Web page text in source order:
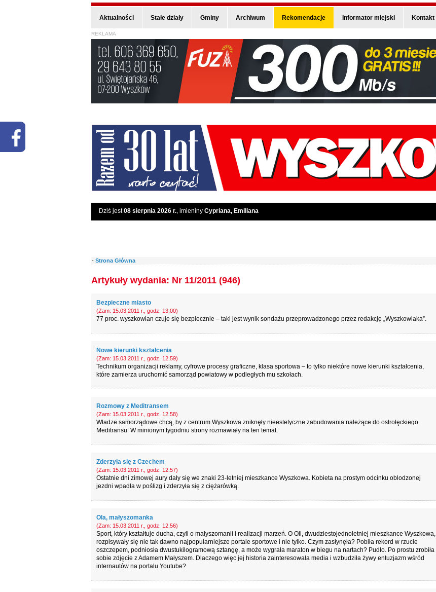
Aktualności Stałe działy Gminy Archiwum Rekomendacje Informator miejski Kontakt
REKLAMA
Dziś jest08 sierpnia 2026 r., imieniny Cypriana, Emiliana
- Strona Główna
Artykuły wydania: Nr 11/2011 (946)
Bezpieczne miasto
(Zam: 15.03.2011 r., godz. 13.00)
77 proc. wyszkowian czuje się bezpiecznie – taki jest wynik sondażu przeprowadzonego przez redakcję „Wyszkowiaka”.
Nowe kierunki kształcenia
(Zam: 15.03.2011 r., godz. 12.59)
Technikum organizacji reklamy, cyfrowe procesy graficzne, klasa sportowa – to tylko niektóre nowe kierunki kształcenia,
które zamierza uruchomić samorząd powiatowy w podległych mu szkołach.
Rozmowy z Meditransem
(Zam: 15.03.2011 r., godz. 12.58)
Władze samorządowe chcą, by z centrum Wyszkowa zniknęły nieestetyczne zabudowania należące do ostrołęckiego
Meditransu. W minionym tygodniu strony rozmawiały na ten temat.
Zderzyła się z Czechem
(Zam: 15.03.2011 r., godz. 12.57)
Ostatnie dni zimowej aury dały się we znaki 23-letniej mieszkance Wyszkowa. Kobieta na prostym odcinku oblodzonej
jezdni wpadła w poślizg i zderzyła się z ciężarówką.
Ola, małyszomanka
(Zam: 15.03.2011 r., godz. 12.56)
Sport, który kształtuje ducha, czyli o małyszomanii i realizacji marzeń. O Oli, dwudziestojednoletniej mieszkance Wyszkowa,
rozpisywały się nie tak dawno najpopularniejsze portale sportowe i nie tylko. Czym zasłynęła? Pobiła rekord w rzucie
oszczepem, podniosła dwustukilogramową sztangę, a może wygrała maraton w biegu na nartach? Pudło. Po prostu zrobiła
sobie zdjęcie z Adamem Małyszem. Dlaczego więc jej historia zainteresowała media i wzbudziła żywy entuzjazm wśród
internautów na portalu Youtube?